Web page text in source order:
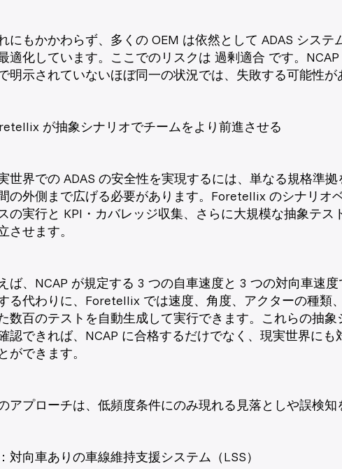
にもかかわらず、多くの OEM は依然として ADAS システ
適化しています。ここでのリスクは 過剰適合 です。
明示されていないほぼ同一の状況では、失敗する可能性が
が抽象シナリオでチームをより前進させる
世界での ADAS の安全性を実現するには、単なる規格準
の外側まで広げる必要があります。Foretellix のシナリオ
の実行と KPI・カバレッジ収集、さらに大規模な抽象テス
させます。
ば、NCAP が規定する 3 つの自車速度と 3 つの対向車速
る代わりに、Foretellix では速度、角度、アクターの種類
数百のテストを自動生成して実行できます。これらの抽
認できれば、NCAP に合格するだけでなく、現実世界に
ができます。
アプローチは、低頻度条件にのみ現れる見落としや誤検知
対向車ありの車線維持支援システム（LSS）